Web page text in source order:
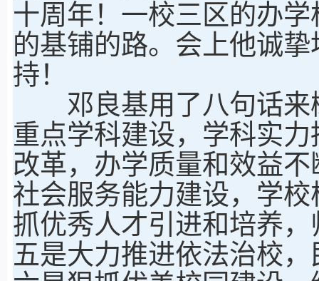
十周年！一校三区的办
的基铺的路。会上他诚
持！
邓良基用了八句话来
重点学科建设，学科实
改革，办学质量和效益
社会服务能力建设，学
抓优秀人才引进和培养
五是大力推进依法治校